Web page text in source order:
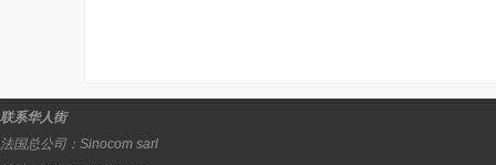
联系华人街
法国总公司： Sinocom sarl